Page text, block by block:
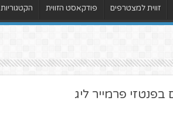
זווית למצטרפים פודקאסט הזווית הקטגוריות